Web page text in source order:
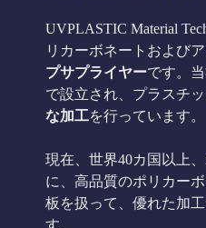
UVPLASTIC Material
リカーボネートおよび
プサプライヤーです。
で設立され、プラスチ
な加工を行っています。
現在、世界40カ国以上
に、高品質のポリカー
板を扱って、優れた加
す。